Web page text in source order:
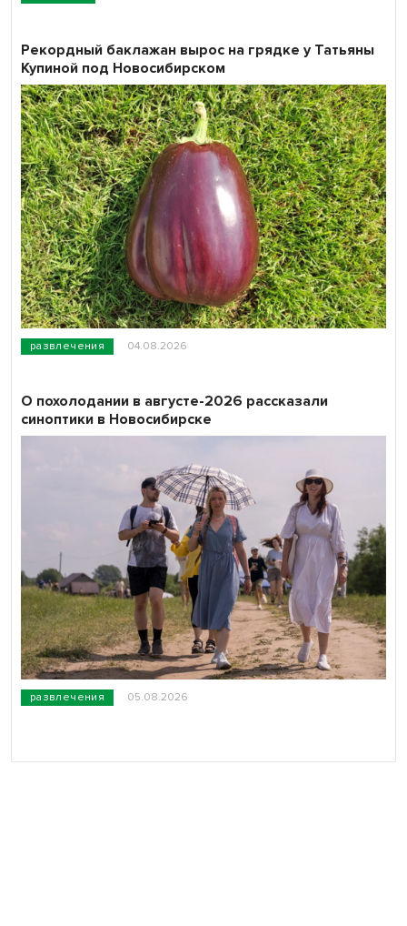
развлечения 04.08.2026
Рекордный баклажан вырос на грядке у Татьяны
Купиной под Новосибирском
развлечения 05.08.2026
О похолодании в августе-2026 рассказали
синоптики в Новосибирске